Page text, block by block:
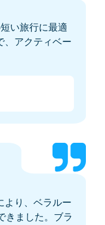
い旅行に最適
、アクティベー
より、ベラルー
きました。ブラ